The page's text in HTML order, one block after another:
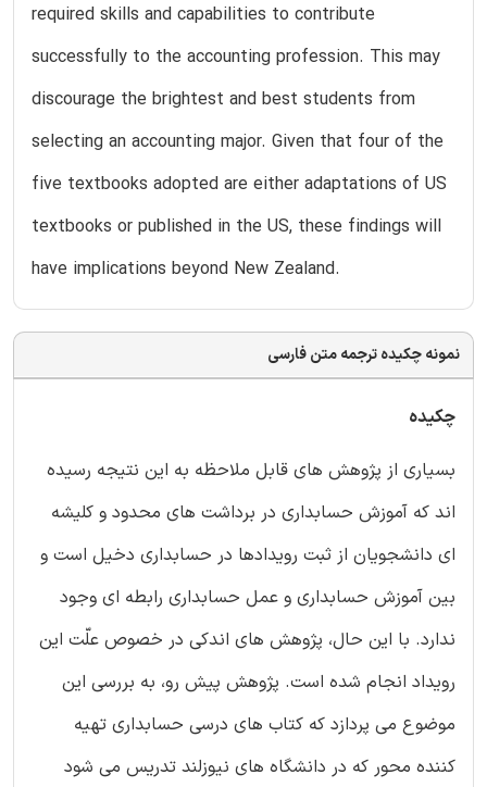
required skills and capabilities to contribute
successfully to the accounting profession. This may
discourage the brightest and best students from
selecting an accounting major. Given that four of the
five textbooks adopted are either adaptations of US
textbooks or published in the US, these findings will
have implications beyond New Zealand.
نمونه چکیده ترجمه متن فارسی
چکیده
بسیاری از پژوهش های قابل ملاحظه به این نتیجه رسیده
اند که آموزش حسابداری در برداشت های محدود و کلیشه
ای دانشجویان از ثبت رویدادها در حسابداری دخیل است و
بین آموزش حسابداری و عمل حسابداری رابطه ای وجود
ندارد. با این حال، پژوهش های اندکی در خصوص علّت این
رویداد انجام شده است. پژوهش پیش رو، به بررسی این
موضوع می پردازد که کتاب های درسی حسابداری تهیه
کننده محور که در دانشگاه های نیوزلند تدریس می شود